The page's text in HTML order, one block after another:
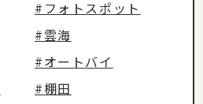
#フォトスポット
#雲海
#オートバイ
#棚田